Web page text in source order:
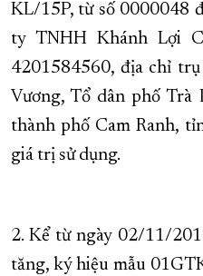
XÂY DỰNG KHÁNH HÒA TRỞ
KL/15P, từ số 0000048
ty TNHH Khánh Lợi
4201584560, địa chỉ
Vương, Tổ dân phố Trà
thành phố Cam Ranh,
giá trị sử dụng.
2. Kể từ ngày 02/11/
tăng, ký hiệu mẫu